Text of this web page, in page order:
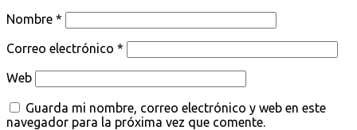
Nombre *
Correo electrónico *
Web
Guarda mi nombre, correo electrónico y web en este
navegador para la próxima vez que comente.